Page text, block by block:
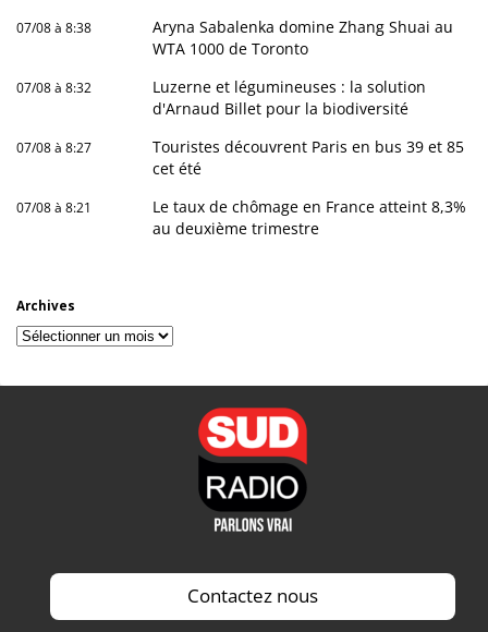
07/08 à 8:38
Aryna Sabalenka domine Zhang Shuai au
WTA 1000 de Toronto
07/08 à 8:32
Luzerne et légumineuses : la solution
d'Arnaud Billet pour la biodiversité
07/08 à 8:27
Touristes découvrent Paris en bus 39 et 85
cet été
07/08 à 8:21
Le taux de chômage en France atteint 8,3%
au deuxième trimestre
Archives
Archives
Contactez nous